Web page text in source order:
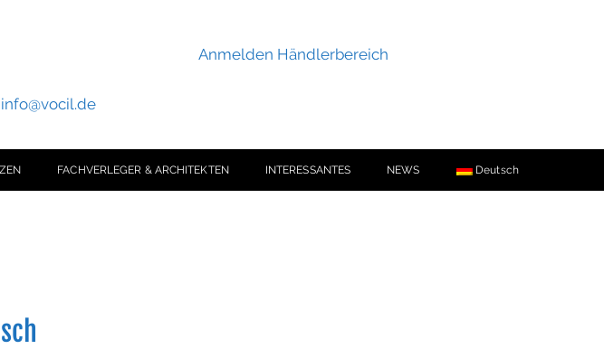
Anmelden Händlerbereich
info@vocil.de
FACHVERLEGER & ARCHITEKTEN INTERESSANTES NEWS Deutsch